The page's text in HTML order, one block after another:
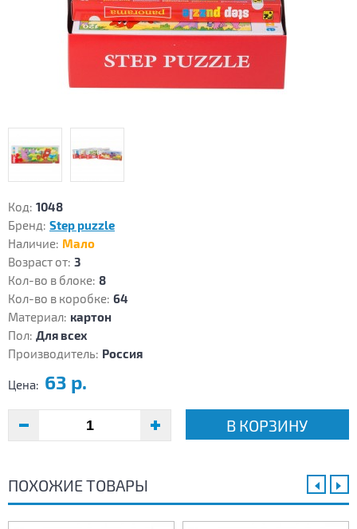
Код: 1048
Бренд: Step puzzle
Наличие: Мало
Возраст от: 3
Кол-во в блоке: 8
Кол-во в коробке: 64
Материал: картон
Пол: Для всех
Производитель: Россия
Цена: 63 р.
В КОРЗИНУ
ПОХОЖИЕ ТОВАРЫ